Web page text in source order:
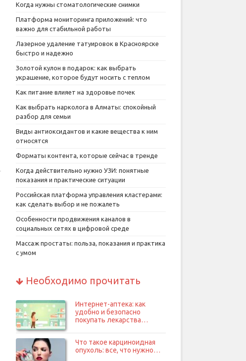
Когда нужны стоматологические снимки
Платформа мониторинга приложений: что
важно для стабильной работы
Лазерное удаление татуировок в Красноярске
быстро и надежно
Золотой кулон в подарок: как выбрать
украшение, которое будут носить с теплом
Как питание влияет на здоровье почек
Как выбрать нарколога в Алматы: спокойный
разбор для семьи
Виды антиоксидантов и какие вещества к ним
относятся
Форматы контента, которые сейчас в тренде
Когда действительно нужно УЗИ: понятные
показания и практические ситуации
Российская платформа управления кластерами:
как сделать выбор и не пожалеть
Особенности продвижения каналов в
социальных сетях в цифровой среде
Массаж простаты: польза, показания и практика
с умом
Необходимо прочитать
Интернет-аптека: как
удобно и безопасно
покупать лекарства…
Что такое карциноидная
опухоль: все, что нужно…